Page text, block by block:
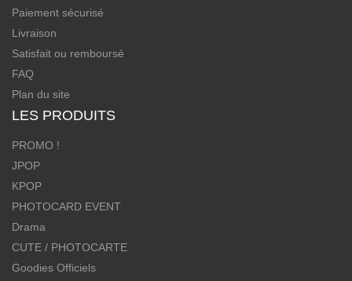
Paiement sécurisé
Livraison
Satisfait ou remboursé
FAQ
Plan du site
LES PRODUITS
PROMO !
JPOP
KPOP
PHOTOCARD EVENT
Drama
CUTE / PHOTOCARTE
Goodies Officiels